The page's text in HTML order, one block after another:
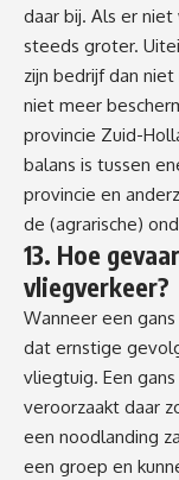
daar bij. Als er
steeds groter.
zijn bedrijf dan
niet meer
provincie Zuid-
balans is tussen
provincie en
de (agrarische)
13. Hoe
vliegverkeer?
Wanneer een
dat ernstige
vliegtuig. Een
veroorzaakt daar
een noodlanding
een groep en